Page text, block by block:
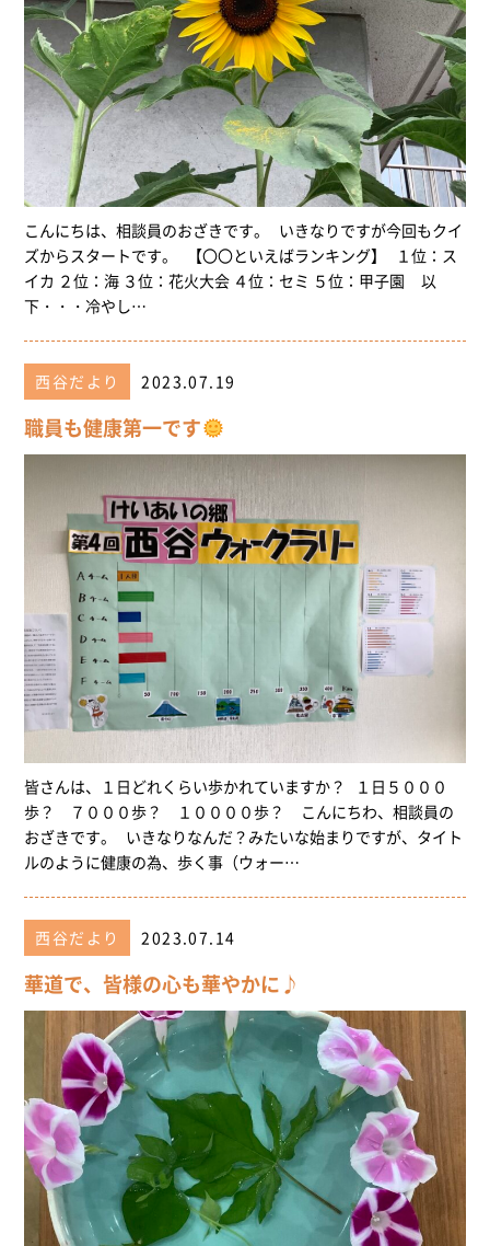
こんにちは、相談員のおざきです。 いきなりですが今回もクイ
ズからスタートです。 【〇〇といえばランキング】 １位：ス
イカ ２位：海 ３位：花火大会 ４位：セミ ５位：甲子園 以
下・・・冷やし…
西谷だより 2023.07.19
職員も健康第一です
皆さんは、１日どれくらい歩かれていますか？ １日５０００
歩？ ７０００歩？ １００００歩？ こんにちわ、相談員の
おざきです。 いきなりなんだ？みたいな始まりですが、タイト
ルのように健康の為、歩く事（ウォー…
西谷だより 2023.07.14
華道で、皆様の心も華やかに♪